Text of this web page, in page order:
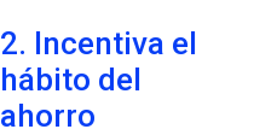
2. Incentiva el
hábito del
ahorro